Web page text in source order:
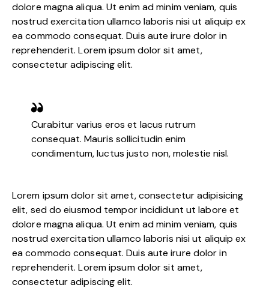
dolore magna aliqua. Ut enim ad minim veniam, quis
nostrud exercitation ullamco laboris nisi ut aliquip ex
ea commodo consequat. Duis aute irure dolor in
reprehenderit. Lorem ipsum dolor sit amet,
consectetur adipiscing elit.
Curabitur varius eros et lacus rutrum
consequat. Mauris sollicitudin enim
condimentum, luctus justo non, molestie nisl.
Lorem ipsum dolor sit amet, consectetur adipisicing
elit, sed do eiusmod tempor incididunt ut labore et
dolore magna aliqua. Ut enim ad minim veniam, quis
nostrud exercitation ullamco laboris nisi ut aliquip ex
ea commodo consequat. Duis aute irure dolor in
reprehenderit. Lorem ipsum dolor sit amet,
consectetur adipiscing elit.